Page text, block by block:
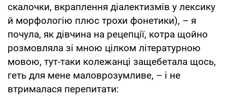
скалочки, вкраплення діалектизмів у лексику
й морфологію плюс трохи фонетики), – я
почула, як дівчина на рецепції, котра щойно
розмовляла зі мною цілком літературною
мовою, тут-таки колежанці защебетала щось,
геть для мене маловрозумливе, – і не
втрималася перепитати: